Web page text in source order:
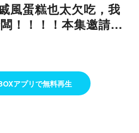
風蛋糕也太欠吃，我
！！！！本集邀請到
人甜食」老闆來跟我
一些小隨意有夠苦情
アプリで無料再生